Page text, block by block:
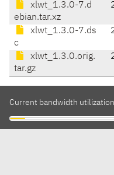
xlwt_1.3.0-7.d
ebian.tar.xz
xlwt_1.3.0-7.ds
c
xlwt_1.3.0.orig.
tar.gz
Current bandwidth